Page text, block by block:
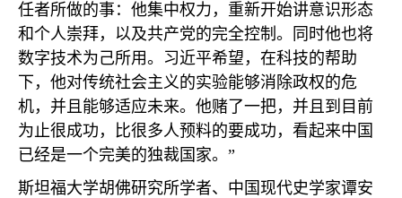
任者所做的事：他集中权力，重新开始讲意识形态
和个人崇拜，以及共产党的完全控制。同时他也将
数字技术为己所用。习近平希望，在科技的帮助
下，他对传统社会主义的实验能够消除政权的危
机，并且能够适应未来。他赌了一把，并且到目前
为止很成功，比很多人预料的要成功，看起来中国
已经是一个完美的独裁国家。”
斯坦福大学胡佛研究所学者、中国现代史学家谭安